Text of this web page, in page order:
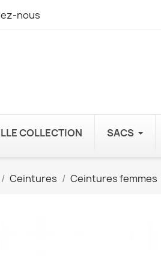
nous
COLLECTION SACS
Ceintures Ceintures femmes